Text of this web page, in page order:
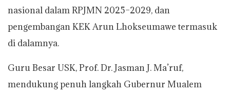
nasional dalam RPJMN 2025–2029, dan
pengembangan KEK Arun Lhokseumawe termasuk
di dalamnya.
Guru Besar USK, Prof. Dr. Jasman J. Ma’ruf,
mendukung penuh langkah Gubernur Mualem